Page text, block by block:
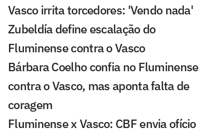
Vasco irrita torcedores: 'Vendo nada'
Zubeldía define escalação do
Fluminense contra o Vasco
Bárbara Coelho confia no Fluminense
contra o Vasco, mas aponta falta de
coragem
Fluminense x Vasco: CBF envia ofício